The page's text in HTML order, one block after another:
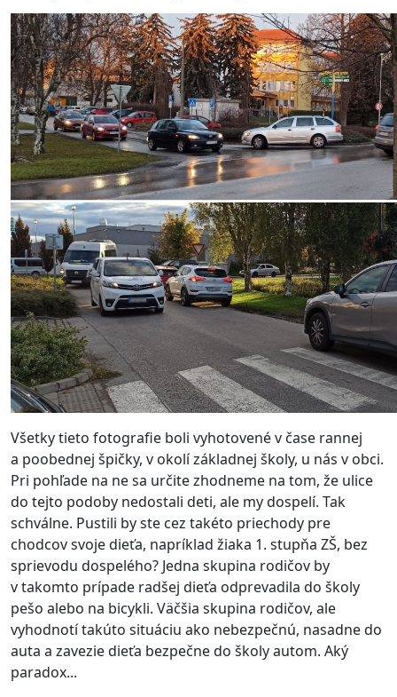
Všetky tieto fotografie boli vyhotovené v čase rannej
a poobednej špičky, v okolí základnej školy, u nás v obci.
Pri pohľade na ne sa určite zhodneme na tom, že ulice
do tejto podoby nedostali deti, ale my dospelí. Tak
schválne. Pustili by ste cez takéto priechody pre
chodcov svoje dieťa, napríklad žiaka 1. stupňa ZŠ, bez
sprievodu dospelého? Jedna skupina rodičov by
v takomto prípade radšej dieťa odprevadila do školy
pešo alebo na bicykli. Väčšia skupina rodičov, ale
vyhodnotí takúto situáciu ako nebezpečnú, nasadne do
auta a zavezie dieťa bezpečne do školy autom. Aký
paradox...